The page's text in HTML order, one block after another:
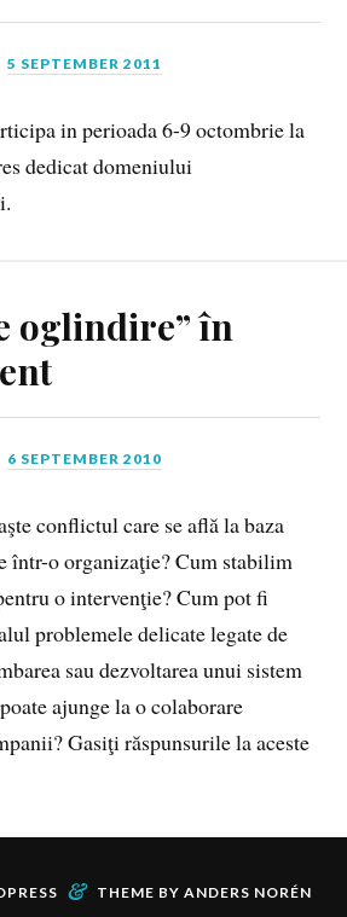
5 SEPTEMBER 2011
in perioada 6-9 octombrie la
dedicat domeniului
oglindire” în
6 SEPTEMBER 2010
conflictul care se află la baza
într-o organizaţie? Cum stabilim
o intervenţie? Cum pot fi
problemele delicate legate de
sau dezvoltarea unui sistem
ajunge la o colaborare
Gasiţi răspunsurile la aceste
& THEME BY ANDERS NORÉN